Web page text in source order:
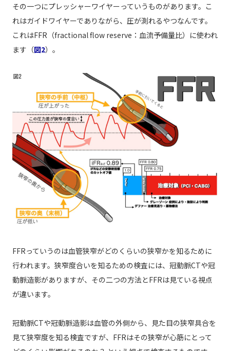
その一つにプレッシャーワイヤーっていうものがあります。こ
れはガイドワイヤーでありながら、圧が測れるやつなんです。
これはFFR（fractional flow reserve：血流予備量比）に使われ
ます（図2）。
FFRっていうのは血管狭窄がどのくらいの狭窄かを知るために
行われます。狭窄度合いを知るための検査には、冠動脈CTや冠
動脈造影がありますが、その二つの方法とFFRは見ている視点
が違います。
冠動脈CTや冠動脈造影は血管の外側から、見た目の狭窄具合を
見て狭窄度を知る検査ですが、FFRはその狭窄が心筋にとって